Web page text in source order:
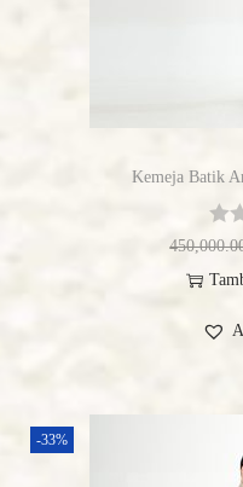
Kemeja Batik
-33%